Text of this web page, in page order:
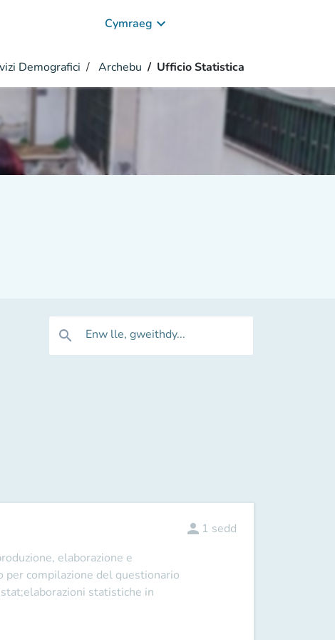
Cymraeg keyboard_arrow_down
Demografici Archebu Ufficio Statistica
search Enw lle, gweithdy...
elaborazione e
compilazione del questionario
statistiche in
person 1 sedd